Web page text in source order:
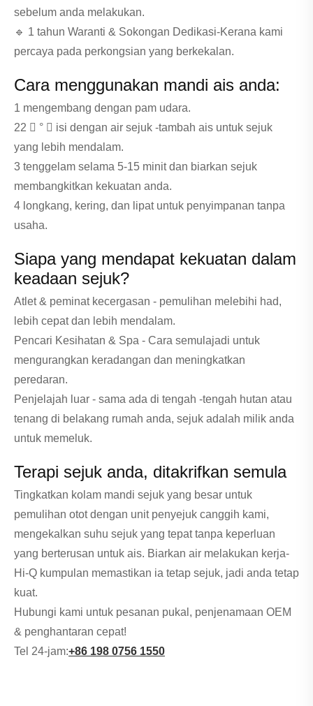
sebelum anda melakukan.
🔹 1 tahun Waranti & Sokongan Dedikasi-Kerana kami
percaya pada perkongsian yang berkekalan.
Cara menggunakan mandi ais anda:
1 mengembang dengan pam udara.
22 ⃣ ° ⃣ isi dengan air sejuk -tambah ais untuk sejuk
yang lebih mendalam.
3 tenggelam selama 5-15 minit dan biarkan sejuk
membangkitkan kekuatan anda.
4 longkang, kering, dan lipat untuk penyimpanan tanpa
usaha.
Siapa yang mendapat kekuatan dalam
keadaan sejuk?
Atlet & peminat kecergasan - pemulihan melebihi had,
lebih cepat dan lebih mendalam.
Pencari Kesihatan & Spa - Cara semulajadi untuk
mengurangkan keradangan dan meningkatkan
peredaran.
Penjelajah luar - sama ada di tengah -tengah hutan atau
tenang di belakang rumah anda, sejuk adalah milik anda
untuk memeluk.
Terapi sejuk anda, ditakrifkan semula
Tingkatkan kolam mandi sejuk yang besar untuk
pemulihan otot dengan unit penyejuk canggih kami,
mengekalkan suhu sejuk yang tepat tanpa keperluan
yang berterusan untuk ais. Biarkan air melakukan kerja-
Hi-Q kumpulan memastikan ia tetap sejuk, jadi anda tetap
kuat.
Hubungi kami untuk pesanan pukal, penjenamaan OEM
& penghantaran cepat!
Tel 24-jam:+86 198 0756 1550